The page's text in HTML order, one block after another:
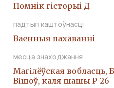
Помнiк гiсторыi Д
падтып каштоўнасці
Ваенныя пахаваннi
месца знаходжання
Магілёўская вобласць,
Вішоў, каля шашы Р-26